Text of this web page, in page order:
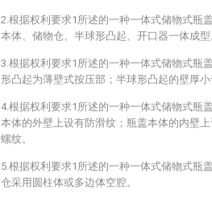
2.根据权利要求1所述的一种一体式储物式瓶
本体、储物仓、半球形凸起、开口器一体成型
3.根据权利要求1所述的一种一体式储物式瓶
形凸起为薄壁式按压部；半球形凸起的壁厚小
4.根据权利要求1所述的一种一体式储物式瓶
本体的外壁上设有防滑纹；瓶盖本体的内壁
螺纹。
5.根据权利要求1所述的一种一体式储物式瓶
仓采用圆柱体或多边体空腔。